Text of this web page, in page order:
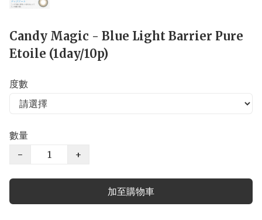
Candy Magic - Blue Light Barrier Pure
Etoile (1day/10p)
度數
數量
−
+
加至購物車